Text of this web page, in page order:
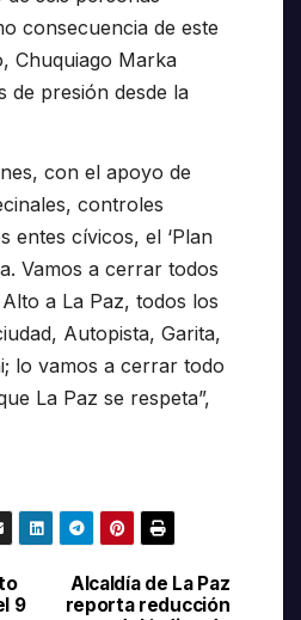
consecuencia de este
Chuquiago Marka
de presión desde la
con el apoyo de
controles
entes cívicos, el ‘Plan
Vamos a cerrar todos
a La Paz, todos los
Autopista, Garita,
lo vamos a cerrar todo
La Paz se respeta”,
Alcaldía de La Paz
reporta reducción
9